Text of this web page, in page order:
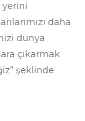
yerini
daha
dünya
çıkarmak
şeklinde